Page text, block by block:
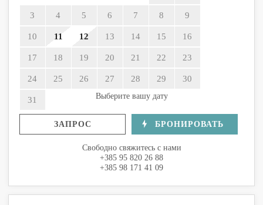
3 4 5 6 7 8 9
10 11 12 13 14 15 16
17 18 19 20 21 22 23
24 25 26 27 28 29 30
31 Выберите вашу дату
ЗАПРОС БРОНИРОВАТЬ
Свободно свяжитесь с нами
+385 95 820 26 88
+385 98 171 41 09